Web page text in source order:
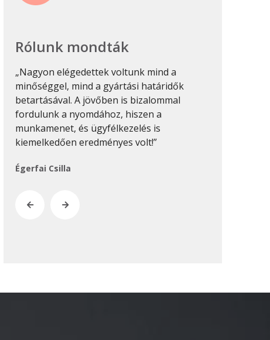
2020. április
2020. február
2019. november
2019. július
2019. június
2019. május
Rólunk mondták
„Nagyon elégedettek voltunk mind a
minőséggel, mind a gyártási határidők
betartásával. A jövőben is bizalommal
fordulunk a nyomdához, hiszen a
munkamenet, és ügyfélkezelés is
kiemelkedően eredményes volt!”
Égerfai Csilla